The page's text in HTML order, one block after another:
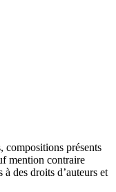
compositions présents
mention contraire
des droits d’auteurs et